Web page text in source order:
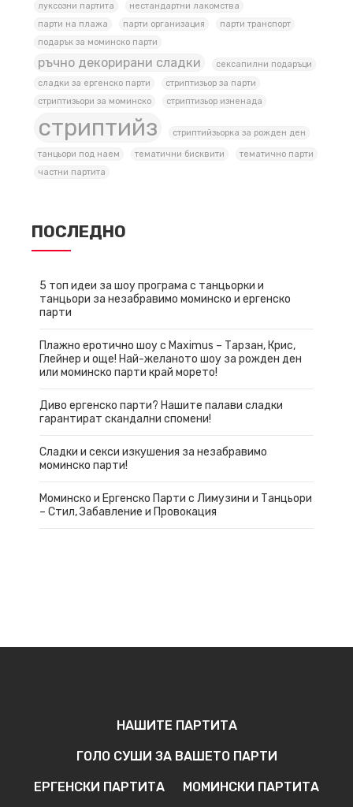
луксозни партита
нестандартни лакомства
парти на плажа
парти организация
парти транспорт
подарък за моминско парти
ръчно декорирани сладки
сексапилни подаръци
сладки за ергенско парти
стриптизьор за парти
стриптизьори за моминско
стриптизьор изненада
стриптийз стриптийзьорка за рожден ден
танцьори под наем тематични бисквити
тематично парти
частни партита
ПОСЛЕДНО
5 топ идеи за шоу програма с танцьорки и
танцьори за незабравимо моминско и ергенско
парти
Плажно еротично шоу с Maximus – Тарзан, Крис,
Глейнер и още! Най-желаното шоу за рожден ден
или моминско парти край морето!
Диво ергенско парти? Нашите палави сладки
гарантират скандални спомени!
Сладки и секси изкушения за незабравимо
моминско парти!
Моминско и Ергенско Парти с Лимузини и Танцьори
– Стил, Забавление и Провокация
НАШИТЕ ПАРТИТА
ГОЛО СУШИ ЗА ВАШЕТО ПАРТИ
ЕРГЕНСКИ ПАРТИТА МОМИНСКИ ПАРТИТА